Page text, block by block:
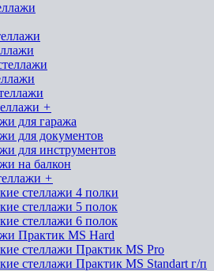
+
для гаража
для документов
для инструментов
на балкон
+
стеллажи 4 полки
стеллажи 5 полок
стеллажи 6 полок
Практик MS Hard
стеллажи Практик MS Pro
стеллажи Практик MS Standart г/п